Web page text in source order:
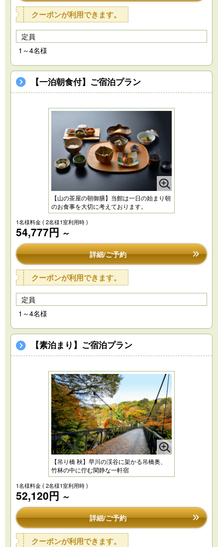
クーポンが利用できます。
定員
1～4名様
【一泊朝食付】ご宿泊プラン
【山の茶屋の朝御膳】当館は一日の始まり朝
のお食事を大切に考えております。
1名様料金( 2名様1室利用時 )
54,777円 ～
詳細/ご予約
クーポンが利用できます。
定員
1～4名様
【素泊まり】ご宿泊プラン
【吊り橋 秋】早川の渓谷に架かる吊橋奥、
竹林の中に佇む閑静な一軒宿
1名様料金( 2名様1室利用時 )
52,120円 ～
詳細/ご予約
クーポンが利用できます。